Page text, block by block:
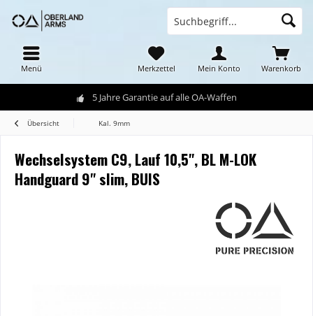
5 Jahre Garantie auf alle OA-Waffen
Menü Warenkorb
Merkzettel Mein Konto
Übersicht Kal. 9mm
Wechselsystem C9, Lauf 10,5", BL M-LOK
Handguard 9" slim, BUIS